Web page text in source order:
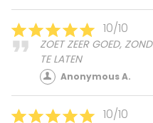
10/10
ZOET ZEER GOED,
TE LATEN
Anonymous A.
10/10